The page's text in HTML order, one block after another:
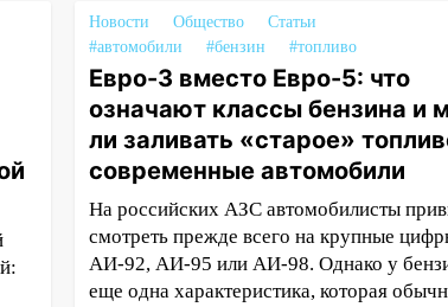
Новости Общество
Статьи
#автомобили
#бензин #топливо
Евро-3 вместо Евро-5: что
означают классы бензина и
ли заливать «старое»
современные автомобили
На российских АЗС автомобилисты
смотреть прежде всего на крупные
АИ-92, АИ-95 или АИ-98. Однако у
еще одна характеристика, которая